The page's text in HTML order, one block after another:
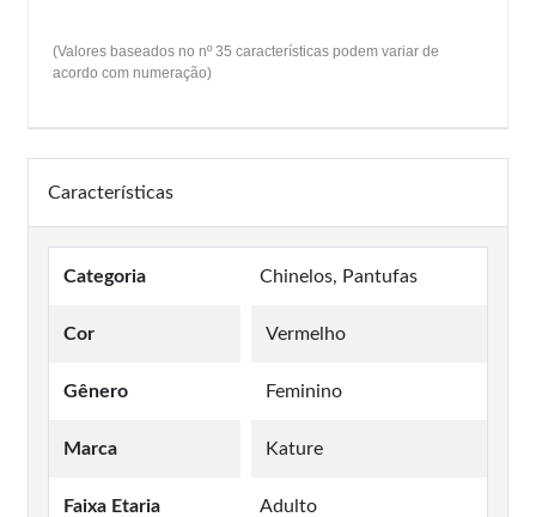
(Valores baseados no nº 35 características podem variar de
acordo com numeração)
Características
Categoria Chinelos, Pantufas
Cor Vermelho
Gênero Feminino
Marca Kature
Faixa Etaria Adulto